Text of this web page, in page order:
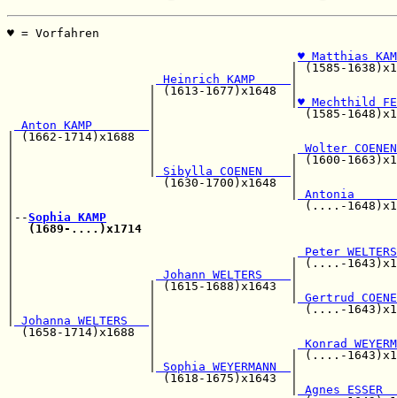
♥ =
♥
| (1585-
Heinrich KAMP
| (1613-1677)x1648  |
♥ Mechthild
|
Anton KAMP
| (1662-1714)x1688  |
Wolter
|                   |                   |
Sibylla COENEN
|                     (1630-
|
|--Sophia KAMP
(1689-....)x1714
Peter
|                                       |
Johann WELTERS
|                   | (1615-
Gertrud
|                   |
Johanna WELTERS
(1658-1714)x1688  |
Konrad
|
Sophia WEYERMANN
(1618-1675)x1643  |
Agnes